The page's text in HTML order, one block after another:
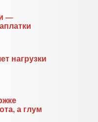
—
нагрузки
а глум